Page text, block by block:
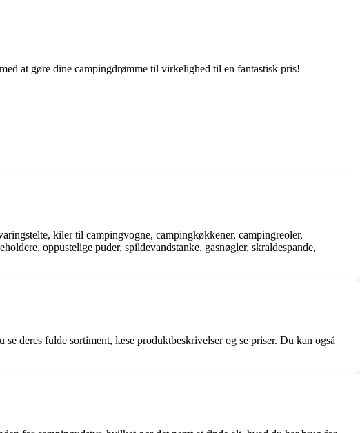
at gøre dine campingdrømme til virkelighed til en fantastisk pris!
kiler til campingvogne, campingkøkkener, campingreoler,
oppustelige puder, spildevandstanke, gasnøgler, skraldespande,
deres fulde sortiment, læse produktbeskrivelser og se priser. Du kan også